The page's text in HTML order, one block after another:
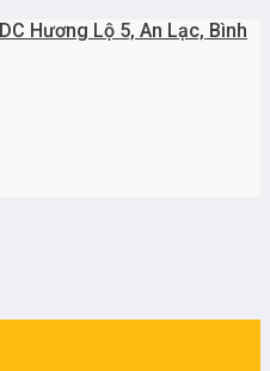
Hương Lộ 5, An Lạc, Bình